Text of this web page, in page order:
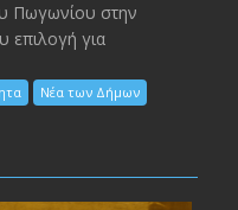
Πωγωνίου στην
επιλογή για
Νέα των Δήμων